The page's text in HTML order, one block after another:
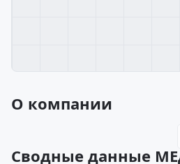
О компании
Сводные данные